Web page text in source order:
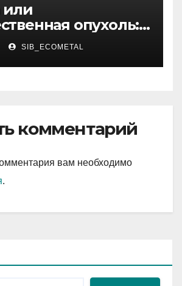
опухоль:
SIB_ECOMETAL
комментарий
вам необходимо
.